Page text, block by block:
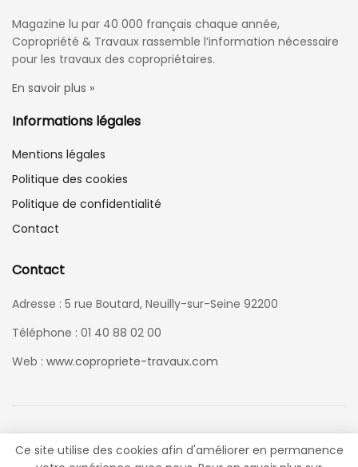
Magazine lu par 40 000 français chaque année,
Copropriété & Travaux rassemble l’information nécessaire
pour les travaux des copropriétaires.
En savoir plus »
Informations légales
Mentions légales
Politique des cookies
Politique de confidentialité
Contact
Contact
Adresse : 5 rue Boutard, Neuilly-sur-Seine 92200
Téléphone : 01 40 88 02 00
Web : www.copropriete-travaux.com
Ce site utilise des cookies afin d'améliorer en permanence